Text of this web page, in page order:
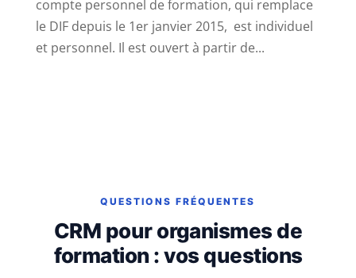
compte personnel de formation, qui remplace
le DIF depuis le 1er janvier 2015, est individuel
et personnel. Il est ouvert à partir de...
QUESTIONS FRÉQUENTES
CRM pour organismes de
formation : vos questions